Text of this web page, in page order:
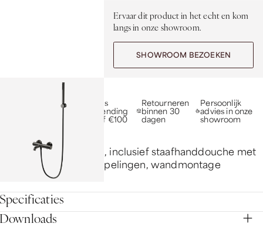
Ervaar dit product in het echt en kom
langs in onze showroom.
SHOWROOM BEZOEKEN
10 jaar garantie op
inbouw, 5 jaar op
Gratis
verzending
vanaf €100
Retourneren
binnen 30
dagen
Persoonlijk
advies in onze
showroom
Tuvalu badmengkraan, inclusief staafhanddouche met
zwarte slang en S-koppelingen, wandmontage